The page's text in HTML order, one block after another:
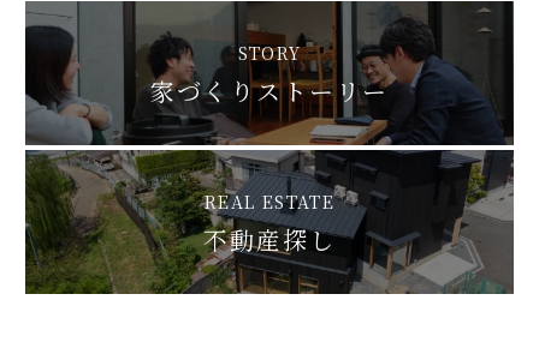
STORY
家づくりストーリー
REAL ESTATE
不動産探し